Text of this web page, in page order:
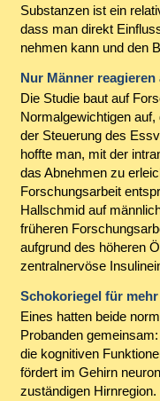
Substanzen ist ein
dass man direkt
nehmen kann und den
Nur Männer
Die Studie baut auf
Normalgewichtigen
der Steuerung des
hoffte man, mit der
das Abnehmen zu
Forschungsarbeit
Hallschmid auf
früheren
aufgrund des höheren
zentralnervöse
Schokoriegel für
Eines hatten beide
Probanden
die kognitiven
fördert im Gehirn
zuständigen